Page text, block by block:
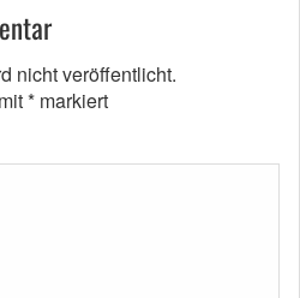
nicht veröffentlicht.
* markiert